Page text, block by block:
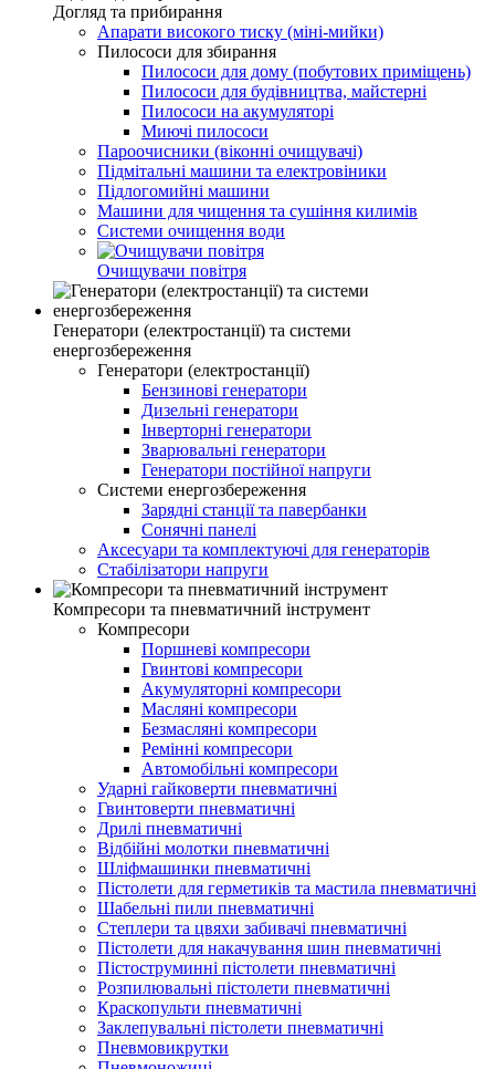
Догляд та прибирання
Апарати високого тиску (міні-мийки)
Пилососи для збирання
Пилососи для дому (побутових приміщень)
Пилососи для будівництва, майстерні
Пилососи на акумуляторі
Миючі пилососи
Пароочисники (віконні очищувачі)
Підмітальні машини та електровіники
Підлогомийні машини
Машини для чищення та сушіння килимів
Системи очищення води
Очищувачи повітря
Генератори (електростанції) та системи
енергозбереження
Генератори (електростанції)
Бензинові генератори
Дизельні генератори
Інверторні генератори
Зварювальні генератори
Генератори постійної напруги
Системи енергозбереження
Зарядні станції та павербанки
Сонячні панелі
Аксесуари та комплектуючі для генераторів
Стабілізатори напруги
Компресори та пневматичний інструмент
Компресори
Поршневі компресори
Гвинтові компресори
Акумуляторні компресори
Масляні компресори
Безмасляні компресори
Ремінні компресори
Автомобільні компресори
Ударні гайковерти пневматичні
Гвинтоверти пневматичні
Дрилі пневматичні
Відбійні молотки пневматичні
Шліфмашинки пневматичні
Пістолети для герметиків та мастила пневматичні
Шабельні пили пневматичні
Степлери та цвяхи забивачі пневматичні
Пістолети для накачування шин пневматичні
Пістоструминні пістолети пневматичні
Розпилювальні пістолети пневматичні
Краскопульти пневматичні
Заклепувальні пістолети пневматичні
Пневмовикрутки